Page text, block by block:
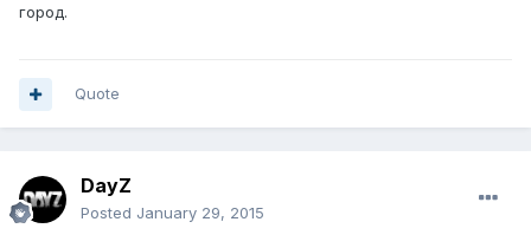
город.
Quote
DayZ
Posted January 29, 2015